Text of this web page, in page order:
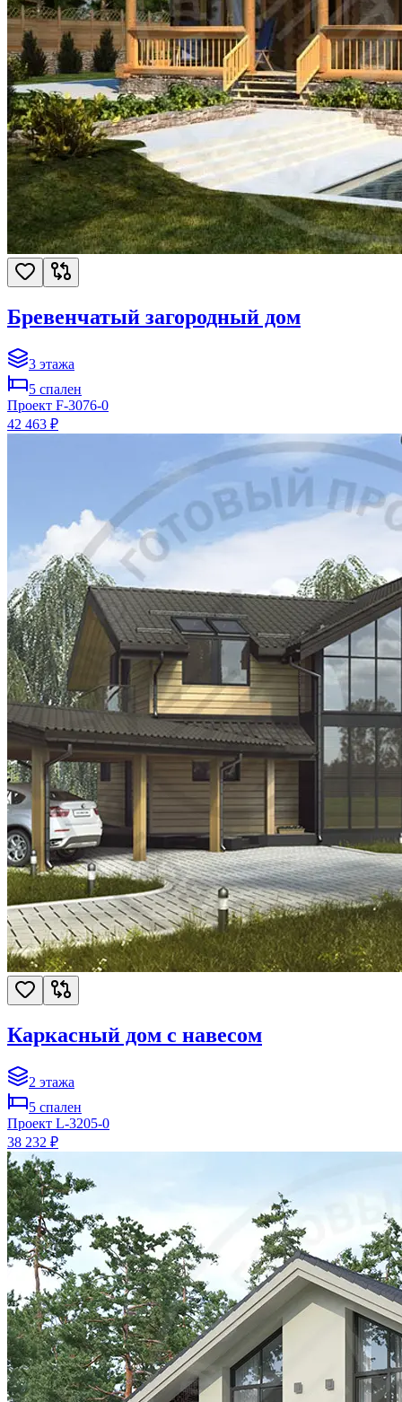
Бревенчатый загородный дом
3 этажа
5 спален
Проект F-3076-0
42 463 ₽
Каркасный дом с навесом
2 этажа
5 спален
Проект L-3205-0
38 232 ₽